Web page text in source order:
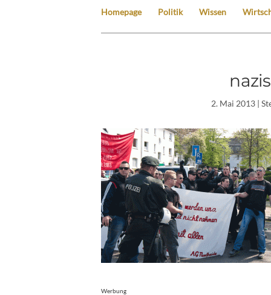
Homepage Politik Wissen
2. Mai 2013 |
Werbung